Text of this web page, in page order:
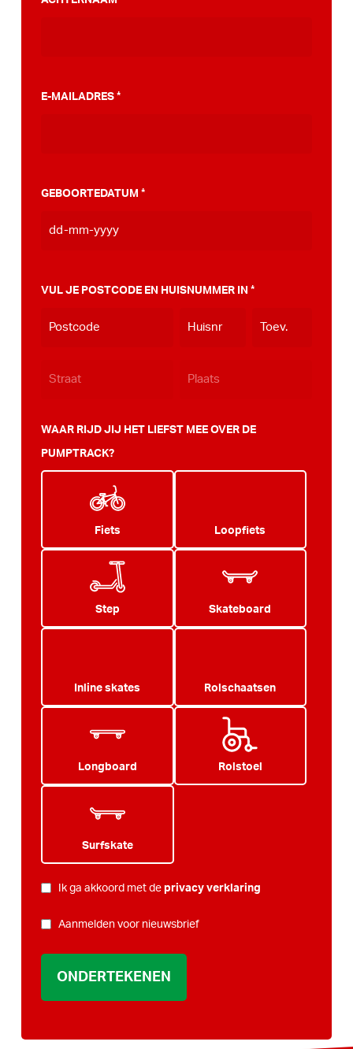
E-MAILADRES *
GEBOORTEDATUM *
MM
JJJJ
VUL JE POSTCODE EN HUISNUMMER IN *
WAAR RIJD JIJ HET LIEFST MEE OVER DE
PUMPTRACK?
Fiets Loopfiets
Step Skateboard
Inline skates Rolschaatsen
Longboard Rolstoel
Surfskate
PRIVACY*
Ik ga akkoord met de privacy verklaring
NIEUWSBRIEF
Aanmelden voor nieuwsbrief